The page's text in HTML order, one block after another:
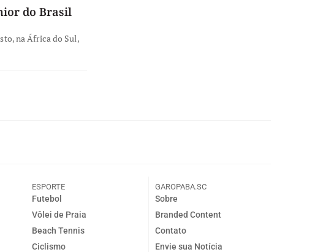
do Brasil
na África do Sul,
ESPORTE
Futebol
Vôlei de Praia
Beach Tennis
Ciclismo
GAROPABA.SC
Sobre
Branded Content
Contato
Envie sua Notícia